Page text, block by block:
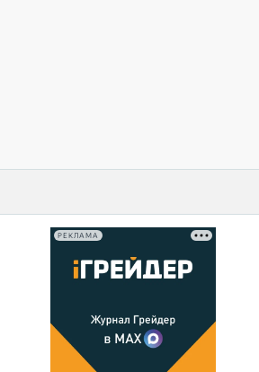
РЕКЛАМА